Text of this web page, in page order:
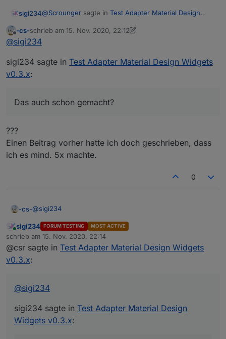
sigi234@Scrounger sagte in Test Adapter Material Design
Das auch schon gemacht?
Offline
-cs-schrieb am 15. Nov. 2020, 22:12
zuletzt editiert von -cs-
@sigi234
sigi234 sagte in Test Adapter Material Design Widgets
v0.3.x:
Das auch schon gemacht?
???
Einen Beitrag vorher hatte ich doch geschrieben, dass
ich es mind. 5x machte.
0
-cs-@sigi234
sigi234 sagte inTest Adapter Material Design Widgets
v0.3.x
Einen Beitrag vorher hatte ich doch geschrieben, dass ich
Online
sigi234 FORUM TESTING MOST ACTIVE
schrieb am 15. Nov. 2020, 22:14
zuletzt editiert von
@csr sagte in Test Adapter Material Design Widgets
v0.3.x:
@sigi234
sigi234 sagte in Test Adapter Material Design
Widgets v0.3.x: